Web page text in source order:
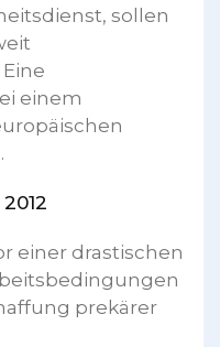
sollen
einem
einer drastischen
prekärer